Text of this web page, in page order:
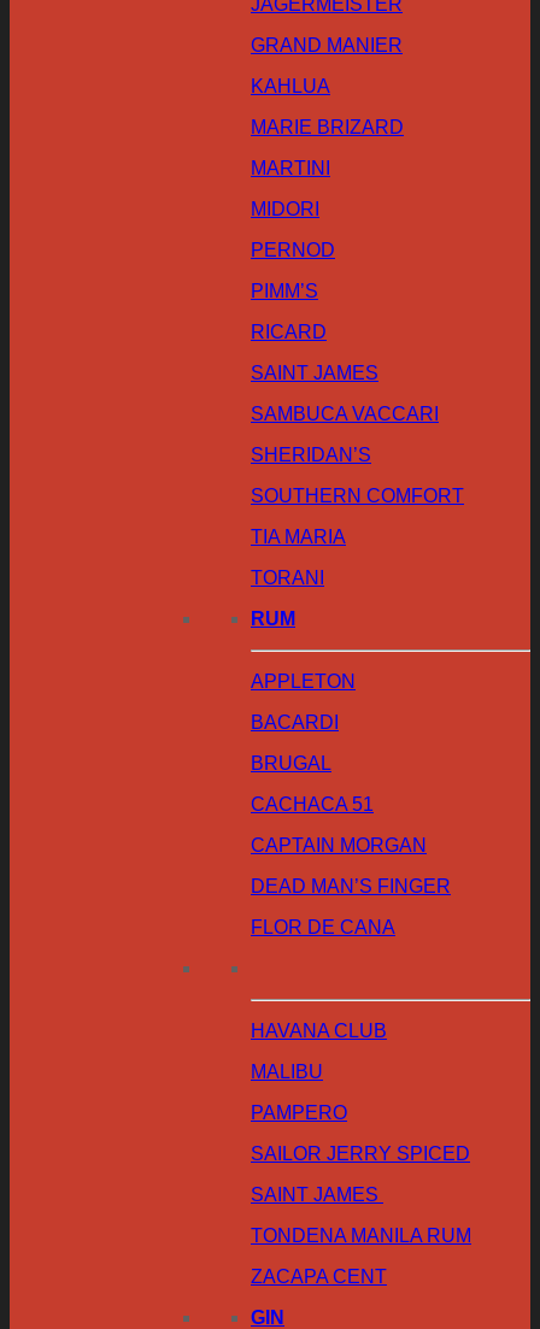
JAGERMEISTER
GRAND MANIER
KAHLUA
MARIE BRIZARD
MARTINI
MIDORI
PERNOD
PIMM’S
RICARD
SAINT JAMES
SAMBUCA VACCARI
SHERIDAN’S
SOUTHERN COMFORT
TIA MARIA
TORANI
RUM
APPLETON
BACARDI
BRUGAL
CACHACA 51
CAPTAIN MORGAN
DEAD MAN’S FINGER
FLOR DE CANA
HAVANA CLUB
MALIBU
PAMPERO
SAILOR JERRY SPICED
SAINT JAMES
TONDENA MANILA RUM
ZACAPA CENT
GIN